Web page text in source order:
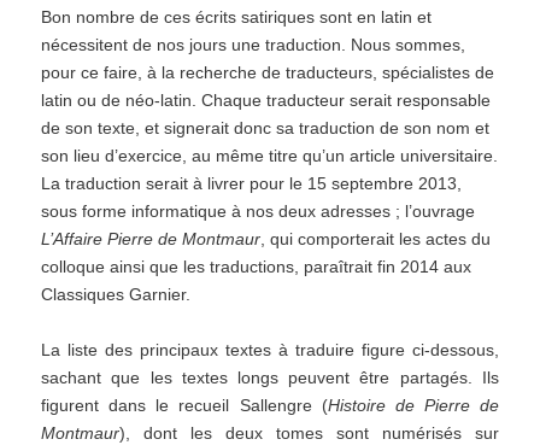
Bon nombre de ces écrits satiriques sont en latin et
nécessitent de nos jours une traduction. Nous sommes,
pour ce faire, à la recherche de traducteurs, spécialistes de
latin ou de néo-latin. Chaque traducteur serait responsable
de son texte, et signerait donc sa traduction de son nom et
son lieu d’exercice, au même titre qu’un article universitaire.
La traduction serait à livrer pour le 15 septembre 2013,
sous forme informatique à nos deux adresses ; l’ouvrage
L’Affaire Pierre de Montmaur , qui comporterait les actes du
colloque ainsi que les traductions, paraîtrait fin 2014 aux
Classiques Garnier.
La liste des principaux textes à traduire figure ci-dessous,
sachant que les textes longs peuvent être partagés. Ils
figurent dans le recueil Sallengre (Histoire de Pierre de
Montmaur), dont les deux tomes sont numérisés sur